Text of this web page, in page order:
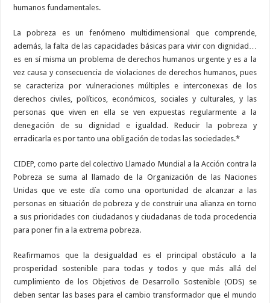
humanos fundamentales.
La pobreza es un fenómeno multidimensional que comprende,
además, la falta de las capacidades básicas para vivir con dignidad…
es en sí misma un problema de derechos humanos urgente y es a la
vez causa y consecuencia de violaciones de derechos humanos, pues
se caracteriza por vulneraciones múltiples e interconexas de los
derechos civiles, políticos, económicos, sociales y culturales, y las
personas que viven en ella se ven expuestas regularmente a la
denegación de su dignidad e igualdad. Reducir la pobreza y
erradicarla es por tanto una obligación de todas las sociedades.*
CIDEP, como parte del colectivo Llamado Mundial a la Acción contra la
Pobreza se suma al llamado de la Organización de las Naciones
Unidas que ve este día como una oportunidad de alcanzar a las
personas en situación de pobreza y de construir una alianza en torno
a sus prioridades con ciudadanos y ciudadanas de toda procedencia
para poner fin a la extrema pobreza.
Reafirmamos que la desigualdad es el principal obstáculo a la
prosperidad sostenible para todas y todos y que más allá del
cumplimiento de los Objetivos de Desarrollo Sostenible (ODS) se
deben sentar las bases para el cambio transformador que el mundo